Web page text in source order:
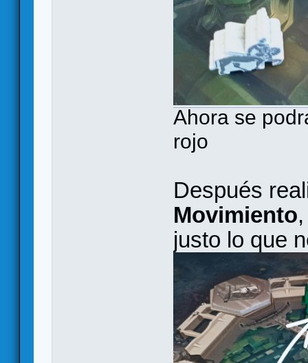
Ahora se
rojo
Después
Movimiento
justo lo que